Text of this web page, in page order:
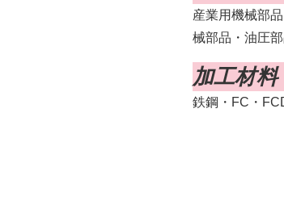
産業用機械部
械部品・油圧
加工材料
鉄鋼・FC・